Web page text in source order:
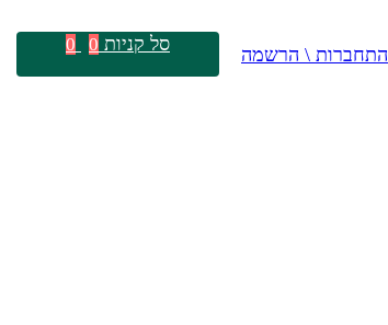
התחברות \ הרשמה סל קניות 0
0